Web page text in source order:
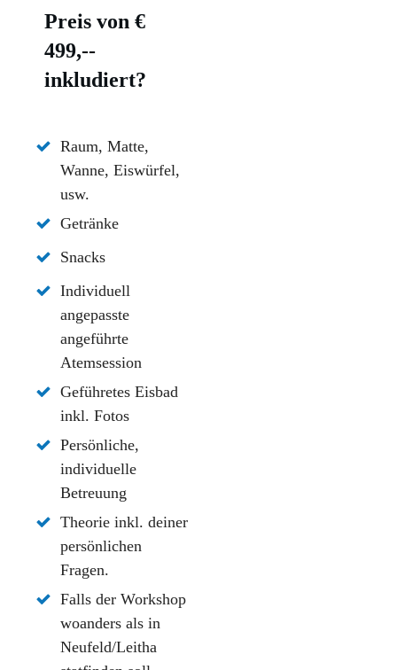
Preis von €
499,--
inkludiert?
Raum, Matte,
Wanne, Eiswürfel,
usw.
Getränke
Snacks
Individuell
angepasste
angeführte
Atemsession
Geführetes Eisbad
inkl. Fotos
Persönliche,
individuelle
Betreuung
Theorie inkl. deiner
persönlichen
Fragen.
Falls der Workshop
woanders als in
Neufeld/Leitha